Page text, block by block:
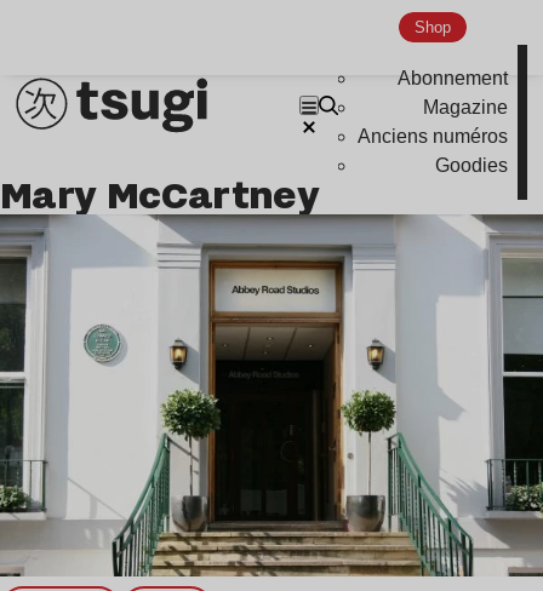
Shop
Abonnement
Magazine
Anciens numéros
Goodies
Mary McCartney